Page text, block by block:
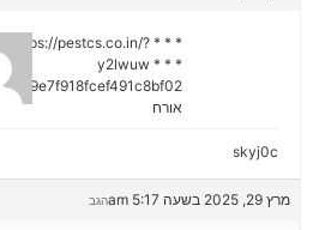
https://pestcs.co.in/?
y2lwuw * * *
אורח
skyj0c
מרץ 29, 2025 בשעה 5:17 am הגב